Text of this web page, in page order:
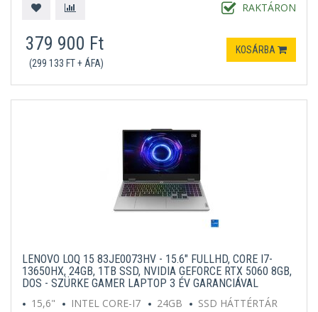
RAKTÁRON
379 900 Ft
(299 133 FT + ÁFA)
KOSÁRBA
LENOVO LOQ 15 83JE0073HV - 15.6" FULLHD, CORE I7-
13650HX, 24GB, 1TB SSD, NVIDIA GEFORCE RTX 5060 8GB,
DOS - SZÜRKE GAMER LAPTOP 3 ÉV GARANCIÁVAL
15,6"
INTEL CORE-I7 24GB
SSD HÁTTÉRTÁR